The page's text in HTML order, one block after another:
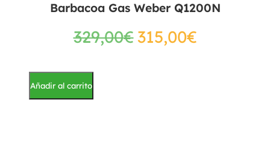
Barbacoa Gas Weber Q1200N
329,00€315,00€
Añadir al carrito